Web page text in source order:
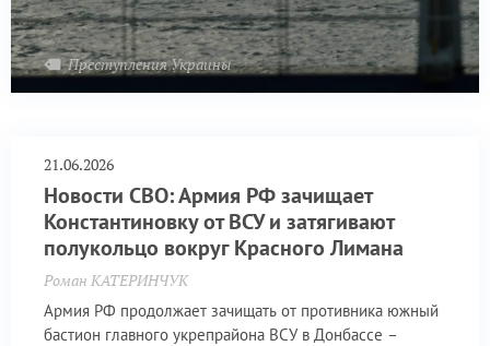
Преступления Украины
21.06.2026
Новости СВО: Армия РФ зачищает
Константиновку от ВСУ и затягивают
полукольцо вокруг Красного Лимана
Роман КАТЕРИНЧУК
Армия РФ продолжает зачищать от противника южный
бастион главного укрепрайона ВСУ в Донбассе –